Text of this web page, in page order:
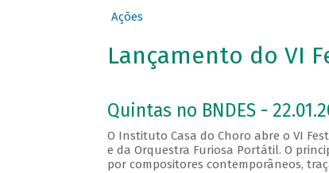
Ações
Lançamento do VI
Quintas no BNDES -
O Instituto Casa do Choro abre o VI
e da Orquestra Furiosa Portátil. O
por compositores contemporâneos,